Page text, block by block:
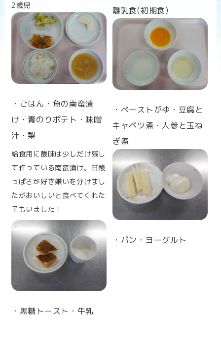
n
2歳児
・ごはん・魚の南蛮漬
け・青のりポテト・味噌
汁・ 梨
給食用に酸味は少しだけ残し
て作っている南蛮漬け。甘酸
っぱさが好き嫌いを分けまし
たがおいしいと食べてくれた
子もいました！
・黒糖トースト・牛乳
離乳食(初期食)
・ペーストがゆ・豆腐と
キャベツ煮・人参と玉ね
ぎ煮
・パン・ヨーグルト